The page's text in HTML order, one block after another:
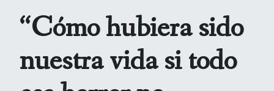
“Cómo hubiera sido
nuestra vida si todo